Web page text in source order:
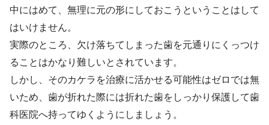
中にはめて、無理に元の形にしておこうということはして
はいけません。
実際のところ、欠け落ちてしまった歯を元通りにくっつけ
ることはかなり難しいとされています。
しかし、そのカケラを治療に活かせる可能性はゼロでは無
いため、歯が折れた際には折れた歯をしっかり保護して歯
科医院へ持ってゆくようにしましょう。